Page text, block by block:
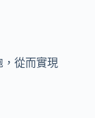
，從而實現